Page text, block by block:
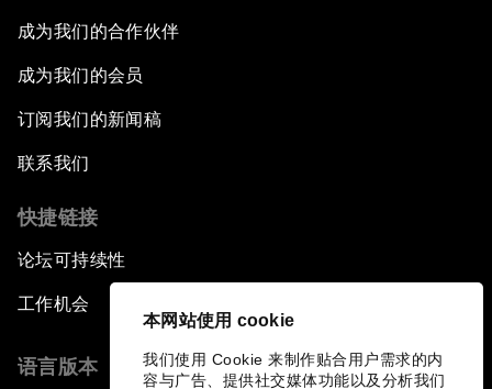
本网站使用 cookie
我们使用 Cookie 来制作贴合用户需求的内
容与广告、提供社交媒体功能以及分析我们
成为我们的合作伙伴
成为我们的会员
订阅我们的新闻稿
联系我们
快捷链接
论坛可持续性
工作机会
语言版本